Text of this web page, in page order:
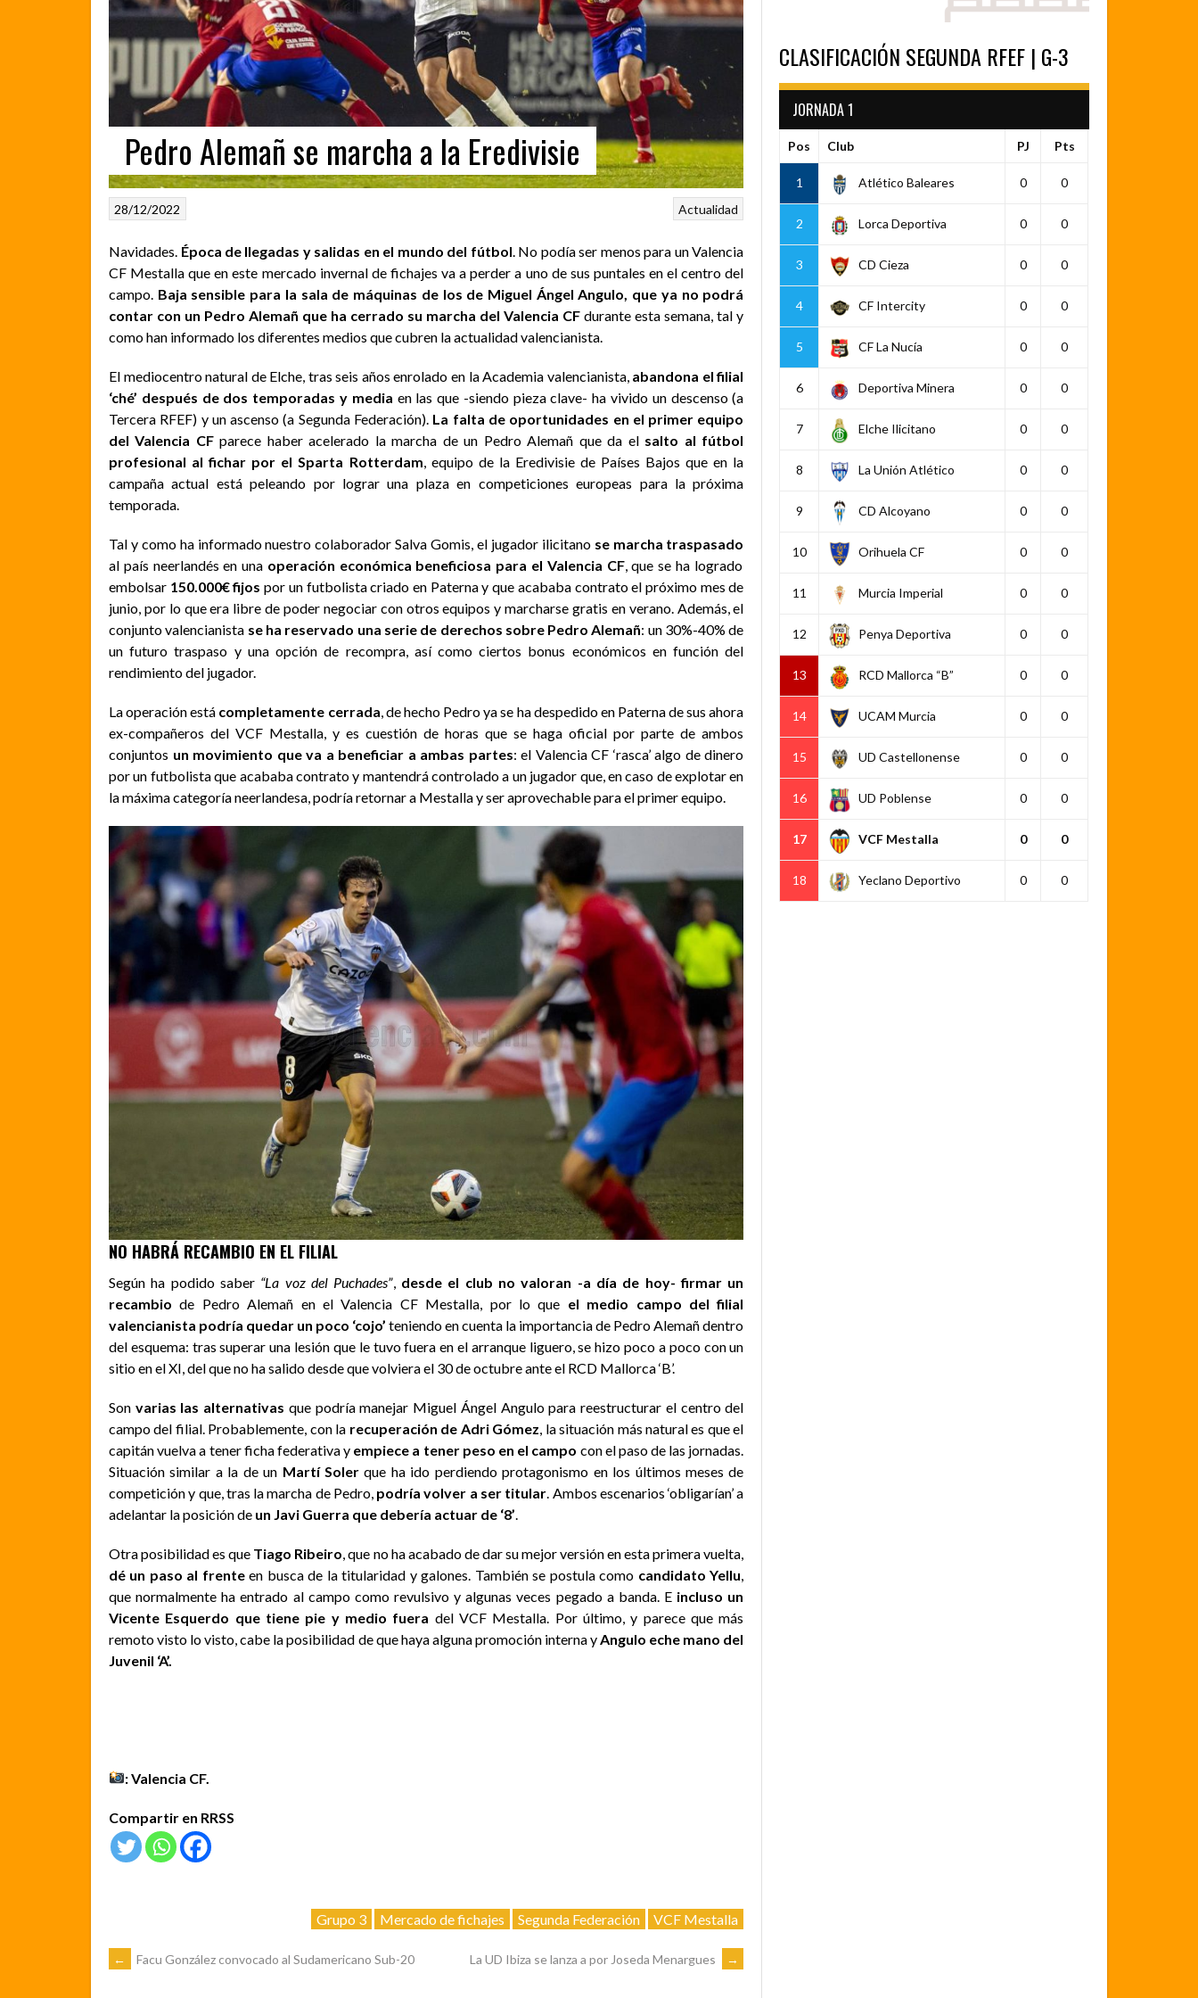
Pedro Alemañ se marcha a la Eredivisie
Actualidad
28/12/2022
Navidades. Época de llegadas y salidas en el mundo del fútbol. No podía ser menos para un Valencia
CF Mestalla que en este mercado invernal de fichajes va a perder a uno de sus puntales en el centro del
campo. Baja sensible para la sala de máquinas de los de Miguel Ángel Angulo, que ya no podrá
contar con un Pedro Alemañ que ha cerrado su marcha del Valencia CF durante esta semana, tal y
como han informado los diferentes medios que cubren la actualidad valencianista.
El mediocentro natural de Elche, tras seis años enrolado en la Academia valencianista, abandona el filial
‘ché’ después de dos temporadas y media en las que -siendo pieza clave- ha vivido un descenso (a
Tercera RFEF) y un ascenso (a Segunda Federación). La falta de oportunidades en el primer equipo
del Valencia CF parece haber acelerado la marcha de un Pedro Alemañ que da el salto al fútbol
profesional al fichar por el Sparta Rotterdam, equipo de la Eredivisie de Países Bajos que en la
campaña actual está peleando por lograr una plaza en competiciones europeas para la próxima
temporada.
Tal y como ha informado nuestro colaborador Salva Gomis, el jugador ilicitano se marcha traspasado
al país neerlandés en una operación económica beneficiosa para el Valencia CF, que se ha logrado
embolsar 150.000€ fijos por un futbolista criado en Paterna y que acababa contrato el próximo mes de
junio, por lo que era libre de poder negociar con otros equipos y marcharse gratis en verano. Además, el
conjunto valencianista se ha reservado una serie de derechos sobre Pedro Alemañ: un 30%-40% de
un futuro traspaso y una opción de recompra, así como ciertos bonus económicos en función del
rendimiento del jugador.
La operación está completamente cerrada, de hecho Pedro ya se ha despedido en Paterna de sus ahora
ex-compañeros del VCF Mestalla, y es cuestión de horas que se haga oficial por parte de ambos
conjuntos un movimiento que va a beneficiar a ambas partes: el Valencia CF ‘rasca’ algo de dinero
por un futbolista que acababa contrato y mantendrá controlado a un jugador que, en caso de explotar en
la máxima categoría neerlandesa, podría retornar a Mestalla y ser aprovechable para el primer equipo.
NO HABRÁ RECAMBIO EN EL FILIAL
Según ha podido saber “La voz del Puchades”, desde el club no valoran -a día de hoy- firmar un
recambio de Pedro Alemañ en el Valencia CF Mestalla, por lo que el medio campo del filial
valencianista podría quedar un poco ‘cojo’ teniendo en cuenta la importancia de Pedro Alemañ dentro
del esquema: tras superar una lesión que le tuvo fuera en el arranque liguero, se hizo poco a poco con un
sitio en el XI, del que no ha salido desde que volviera el 30 de octubre ante el RCD Mallorca ‘B’.
Son varias las alternativas que podría manejar Miguel Ángel Angulo para reestructurar el centro del
campo del filial. Probablemente, con la recuperación de Adri Gómez , la situación más natural es que el
capitán vuelva a tener ficha federativa y empiece a tener peso en el campo con el paso de las jornadas.
Situación similar a la de un Martí Soler que ha ido perdiendo protagonismo en los últimos meses de
competición y que, tras la marcha de Pedro, podría volver a ser titular . Ambos escenarios ‘obligarían’ a
adelantar la posición de un Javi Guerra que debería actuar de ‘8’
Otra posibilidad es que Tiago Ribeiro , que no ha acabado de dar su mejor versión en esta primera vuelta,
dé un paso al frenteen busca de la titularidad y galones. También se postula como candidato Yellu
que normalmente ha entrado al campo como revulsivo y algunas veces pegado a banda. E incluso un
Vicente Esquerdo que tiene pie y medio fuera del VCF Mestalla. Por último, y parece que más
remoto visto lo visto, cabe la posibilidad de que haya alguna promoción interna y Angulo eche mano del
Juvenil ‘A’.
: Valencia CF.
Compartir en RRSS
Grupo 3 Mercado de fichajes Segunda Federación VCF Mestalla
NAVEGACIÓN
← Facu González convocado al Sudamericano Sub-20 La UD Ibiza se lanza a por Joseda Menargues →
CLASIFICACIÓN SEGUNDA RFEF | G-3
JORNADA 1
Pos Club PJ Pts
1 Atlético Baleares 0 0
2 Lorca Deportiva 0 0
3 CD Cieza 0 0
4 CF Intercity 0 0
5 CF La Nucía 0 0
6 Deportiva Minera 0 0
7 Elche Ilicitano 0 0
8 La Unión Atlético 0 0
9 CD Alcoyano 0 0
10 Orihuela CF 0 0
11 Murcia Imperial 0 0
12 Penya Deportiva 0 0
13 RCD Mallorca “B” 0 0
14 UCAM Murcia 0 0
15 UD Castellonense 0 0
16 UD Poblense 0 0
17 VCF Mestalla 0 0
18 Yeclano Deportivo 0 0